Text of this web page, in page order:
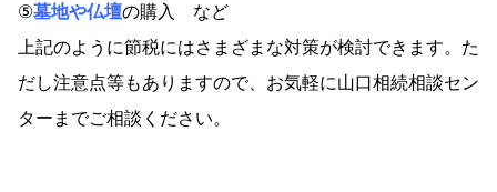
⑤墓地や仏壇の購入 など
上記のように節税にはさまざまな対策が検討できます。た
だし注意点等もありますので、お気軽に山口相続相談セン
ターまでご相談ください。